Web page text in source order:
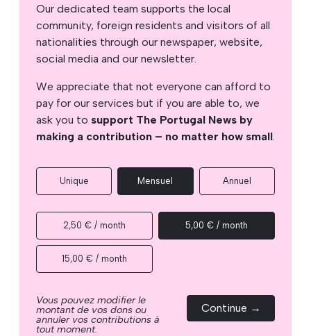
Our dedicated team supports the local
community, foreign residents and visitors of all
nationalities through our newspaper, website,
social media and our newsletter.
We appreciate that not everyone can afford to
pay for our services but if you are able to, we
ask you to support The Portugal News by
making a contribution – no matter how small.
Unique Mensuel Annuel
2,50 € / month 5,00 € / month
15,00 € / month
Vous pouvez modifier le
montant de vos dons ou
annuler vos contributions à
tout moment.
Continue →